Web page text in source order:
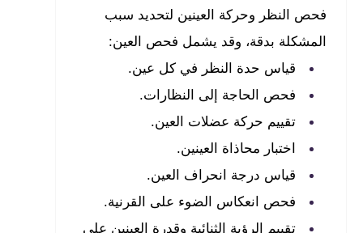
فحص النظر وحركة العينين لتحديد سبب
المشكلة بدقة، وقد يشمل فحص العين:
قياس حدة النظر في كل عين.
فحص الحاجة إلى النظارات.
تقييم حركة عضلات العين.
اختبار محاذاة العينين.
قياس درجة انحراف العين.
فحص انعكاس الضوء على القرنية.
تقييم الرؤية الثنائية وقدرة العينين على